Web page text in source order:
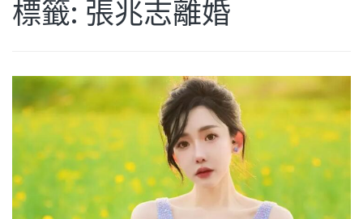
標籤: 張兆志離婚